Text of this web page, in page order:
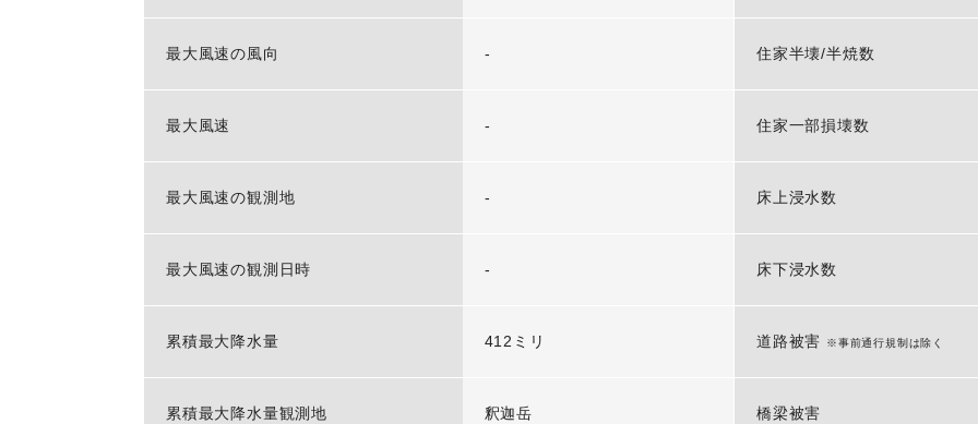
最大風速の風向 -
最大風速 -
最大風速の観測地 -
最大風速の観測日時 -
累積最大降水量 412ミリ
累積最大降水量観測地 釈迦岳
住家半壊/半焼数
住家一部損壊数
床上浸水数
床下浸水数
道路被害 ※事前通行規制は除く
橋梁被害